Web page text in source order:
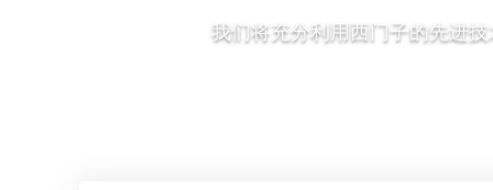
我们将充分利用西门子的先进